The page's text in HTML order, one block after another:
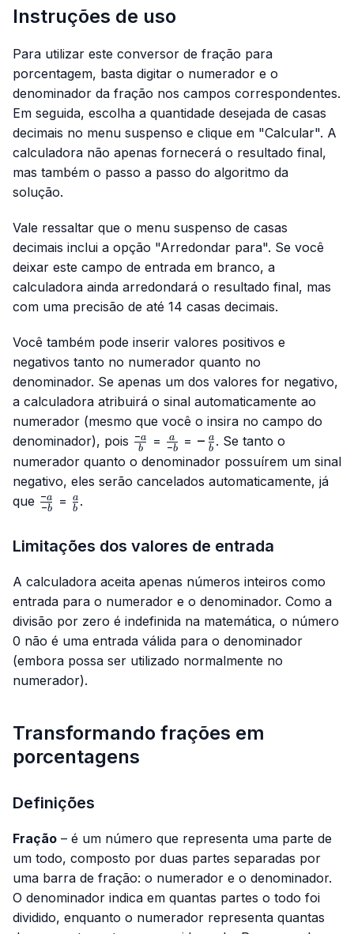
Instruções de uso
Para utilizar este conversor de fração para
porcentagem, basta digitar o numerador e o
denominador da fração nos campos correspondentes.
Em seguida, escolha a quantidade desejada de casas
decimais no menu suspenso e clique em "Calcular". A
calculadora não apenas fornecerá o resultado final,
mas também o passo a passo do algoritmo da
solução.
Vale ressaltar que o menu suspenso de casas
decimais inclui a opção "Arredondar para". Se você
deixar este campo de entrada em branco, a
calculadora ainda arredondará o resultado final, mas
com uma precisão de até 14 casas decimais.
Você também pode inserir valores positivos e
negativos tanto no numerador quanto no
denominador. Se apenas um dos valores for negativo,
a calculadora atribuirá o sinal automaticamente ao
numerador (mesmo que você o insira no campo do
denominador), pois \frac{-
a}{b}
b
−a = \frac{a}
{-b}
−b
a = -
\frac{a}
{b}
− b
a . Se tanto o
numerador quanto o denominador possuírem um sinal
negativo, eles serão cancelados automaticamente, já
que \frac{-
a}{-b}
−b
−a = \frac{a}
{b}
b
a .
Limitações dos valores de entrada
A calculadora aceita apenas números inteiros como
entrada para o numerador e o denominador. Como a
divisão por zero é indefinida na matemática, o número
0 não é uma entrada válida para o denominador
(embora possa ser utilizado normalmente no
numerador).
Transformando frações em
porcentagens
Definições
Fração – é um número que representa uma parte de
um todo, composto por duas partes separadas por
uma barra de fração: o numerador e o denominador.
O denominador indica em quantas partes o todo foi
dividido, enquanto o numerador representa quantas